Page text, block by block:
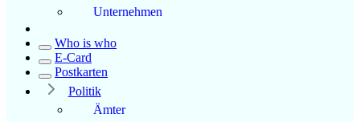
Unternehmen
Who is who
E-Card
Postkarten
Politik
Ämter